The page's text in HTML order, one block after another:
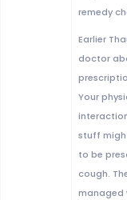
remedy
Earlier
doctor
Your
stuff
to be
cough.
managed